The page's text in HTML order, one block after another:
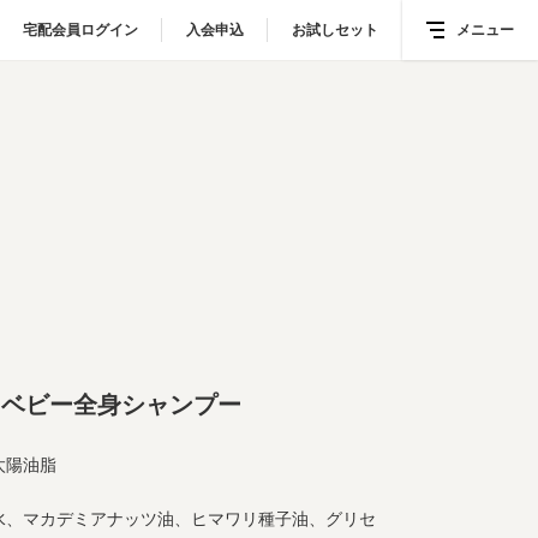
宅配会員ログイン 入会申込 お試しセット メニュー
宅配会員ログイン 入会申込 お試しセット メニュー
ビー全身シャンプー
陽油脂
、マカデミアナッツ油、ヒマワリ種子油、グリセ